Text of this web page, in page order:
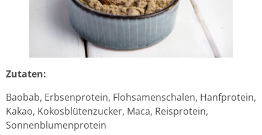
Zutaten:
Baobab, Erbsenprotein, Flohsamenschalen, Hanfprotein,
Kakao, Kokosblütenzucker, Maca, Reisprotein,
Sonnenblumenprotein